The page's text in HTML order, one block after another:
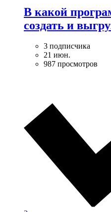
В какой
создать и
3 подписчика
21 июн.
987 просмотров